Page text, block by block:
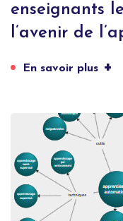
enseignants
l’avenir de
En savoir plus +